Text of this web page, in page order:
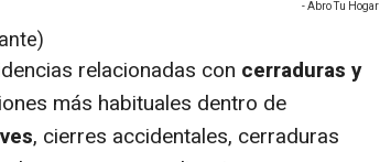
- Abro Tu Hogar
relacionadas con cerraduras y
más habituales dentro de
, cierres accidentales, cerraduras